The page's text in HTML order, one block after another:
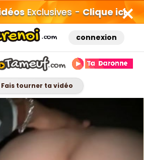
Exclusives - Clique ici
connexion
Fais tourner ta vidéo